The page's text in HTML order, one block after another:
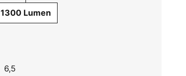
1300 Lumen
6,5